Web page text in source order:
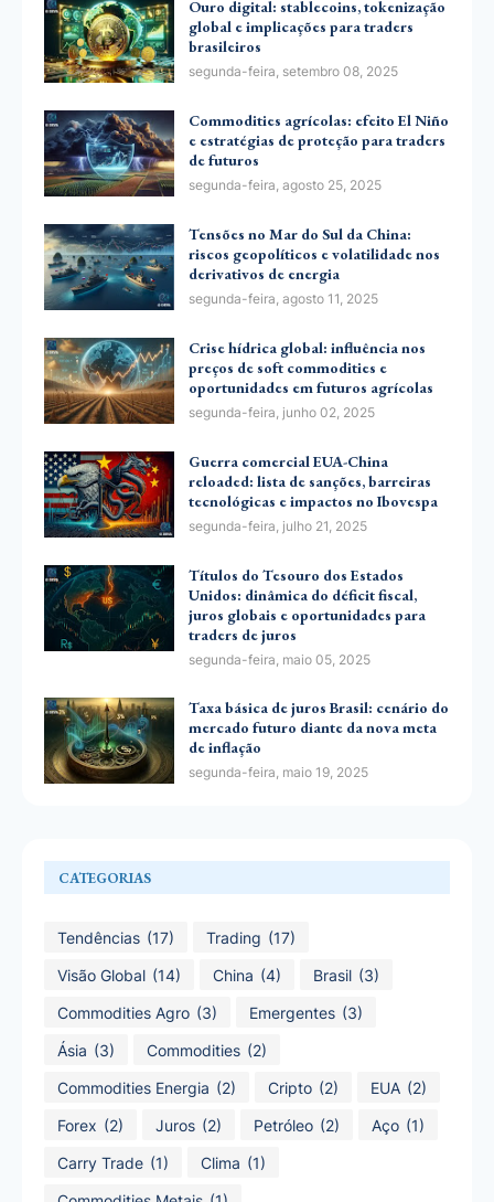
Ouro digital: stablecoins, tokenização
global e implicações para traders
brasileiros
segunda-feira, setembro 08, 2025
Commodities agrícolas: efeito El Niño
e estratégias de proteção para traders
de futuros
segunda-feira, agosto 25, 2025
Tensões no Mar do Sul da China:
riscos geopolíticos e volatilidade nos
derivativos de energia
segunda-feira, agosto 11, 2025
Crise hídrica global: influência nos
preços de soft commodities e
oportunidades em futuros agrícolas
segunda-feira, junho 02, 2025
Guerra comercial EUA-China
reloaded: lista de sanções, barreiras
tecnológicas e impactos no Ibovespa
segunda-feira, julho 21, 2025
Títulos do Tesouro dos Estados
Unidos: dinâmica do déficit fiscal,
juros globais e oportunidades para
traders de juros
segunda-feira, maio 05, 2025
Taxa básica de juros Brasil: cenário do
mercado futuro diante da nova meta
de inflação
segunda-feira, maio 19, 2025
CATEGORIAS
Tendências (17) Trading (17)
Visão Global (14) China (4) Brasil (3)
Commodities Agro (3) Emergentes (3)
Ásia (3) Commodities (2)
Commodities Energia (2) Cripto (2) EUA (2)
Forex (2) Juros (2) Petróleo (2) Aço (1)
Carry Trade (1) Clima (1)